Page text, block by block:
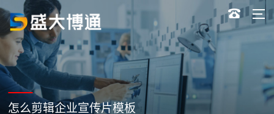
怎么剪辑企业宣传片模板